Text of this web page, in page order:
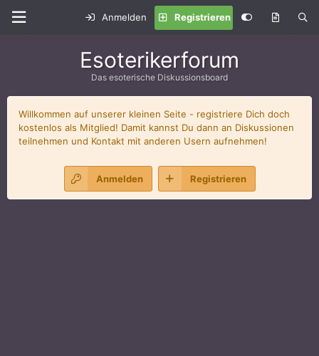
Anmelden Registrieren
Esoterikerforum
Das esoterische Diskussionsboard
Willkommen auf unserer kleinen Seite - registriere Dich doch
kostenlos als Mitglied! Damit kannst Du dann an Diskussionen
teilnehmen und Kontakt mit anderen Usern aufnehmen!
Anmelden Registrieren